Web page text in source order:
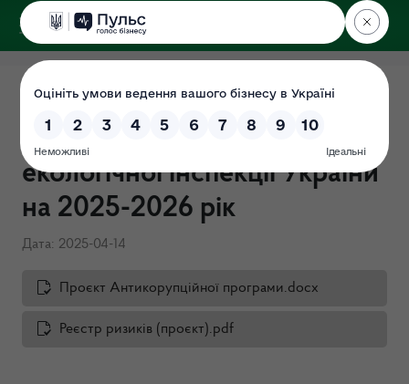
ДЕРЖЕКОІНСПЕКЦІЯ
Проєкт Антикорупційної
програми Державної
екологічної інспекції України
на 2025-2026 рік
Дата: 2025-04-14
Проєкт Антикорупційної програми.docx
Реєстр ризиків (проєкт).pdf